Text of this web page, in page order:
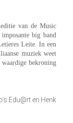
van de Music
big band
Leite. In een
muziek weet
waardige bekroning
Edu@rt en Henk